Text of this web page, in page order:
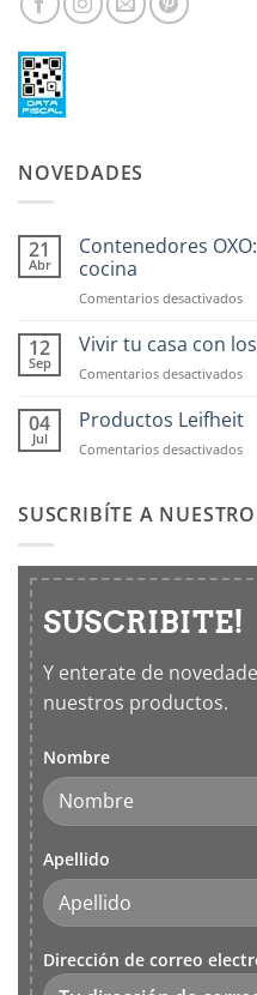
NOVEDADES
21
Abr
Contenedores
cocina
Comentarios desactivadosen
12
Sep
Vivir tu casa con
Comentarios desactivadosen
tu
con
04
Jul
Productos Leifheit
Comentarios desactivadosen
SUSCRIBÍTE A
SUSCRIBITE!
Y enterate de
nuestros productos.
Nombre
Apellido
Dirección de correo